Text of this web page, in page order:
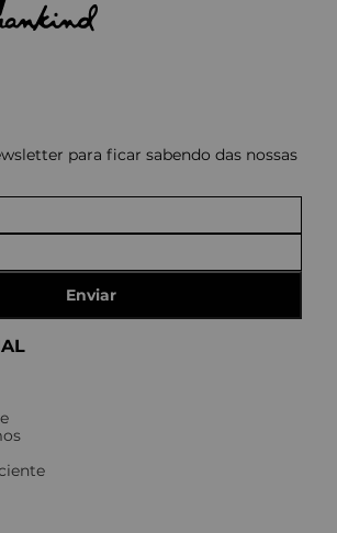
para ficar sabendo das nossas
Enviar